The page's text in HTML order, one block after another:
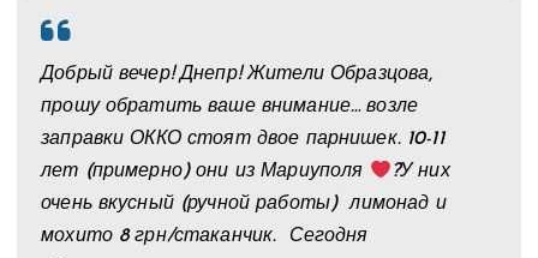
Добрый вечер! Днепр! Жители Образцова,
прошу обратить ваше внимание… возле
заправки ОККО стоят двое парнишек. 10-11
лет (примерно) они из Мариуполя
‍?У них
очень вкусный (ручной работы) лимонад и
мохито 8 грн/стаканчик. Сегодня